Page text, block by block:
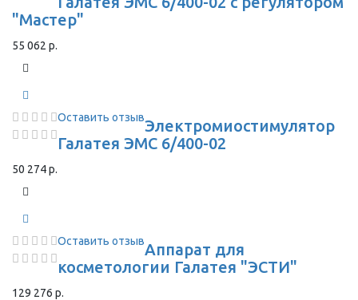
"Мастер"
55 062 р.
Оставить отзывЭлектромиостимулятор
Галатея ЭМС 6/400-02
50 274 р.
Оставить отзывАппарат для
косметологии Галатея "ЭСТИ"
129 276 р.